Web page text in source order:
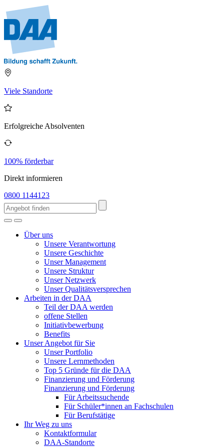
Viele Standorte
Erfolgreiche Absolventen
100% förderbar
Direkt informieren
0800 1144123
Über uns
Unsere Verantwortung
Unsere Geschichte
Unser Management
Unsere Struktur
Unser Netzwerk
Unser Qualitätsversprechen
Arbeiten in der DAA
Teil der DAA werden
offene Stellen
Initiativbewerbung
Benefits
Unser Angebot für Sie
Unser Portfolio
Unsere Lernmethoden
Top 5 Gründe für die DAA
Finanzierung und Förderung
Finanzierung und Förderung
Für Arbeitssuchende
Für Schüler*innen an Fachschulen
Für Berufstätige
Ihr Weg zu uns
Kontaktformular
DAA-Standorte